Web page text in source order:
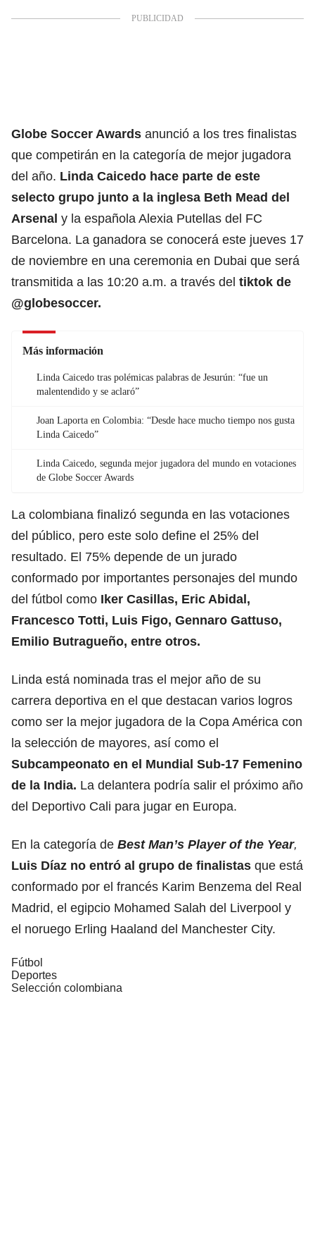
Globe Soccer Awards anunció a los tres finalistas
que competirán en la categoría de mejor jugadora
del año. Linda Caicedo hace parte de este
selecto grupo junto a la inglesa Beth Mead del
Arsenal y la española Alexia Putellas del FC
Barcelona. La ganadora se conocerá este jueves 17
de noviembre en una ceremonia en Dubai que será
transmitida a las 10:20 a.m. a través del tiktok de
@globesoccer.
Más información
Linda Caicedo tras polémicas palabras de Jesurún: “fue un
malentendido y se aclaró”
Joan Laporta en Colombia: “Desde hace mucho tiempo nos gusta
Linda Caicedo”
Linda Caicedo, segunda mejor jugadora del mundo en votaciones
de Globe Soccer Awards
La colombiana finalizó segunda en las votaciones
del público, pero este solo define el 25% del
resultado. El 75% depende de un jurado
conformado por importantes personajes del mundo
del fútbol como Iker Casillas, Eric Abidal,
Francesco Totti, Luis Figo, Gennaro Gattuso,
Emilio Butragueño, entre otros.
Linda está nominada tras el mejor año de su
carrera deportiva en el que destacan varios logros
como ser la mejor jugadora de la Copa América con
la selección de mayores, así como el
Subcampeonato en el Mundial Sub-17 Femenino
de la India. La delantera podría salir el próximo año
del Deportivo Cali para jugar en Europa.
En la categoría de Best Man’s Player of the Year,
Luis Díaz no entró al grupo de finalistas que está
conformado por el francés Karim Benzema del Real
Madrid, el egipcio Mohamed Salah del Liverpool y
el noruego Erling Haaland del Manchester City.
Fútbol
Deportes
Selección colombiana